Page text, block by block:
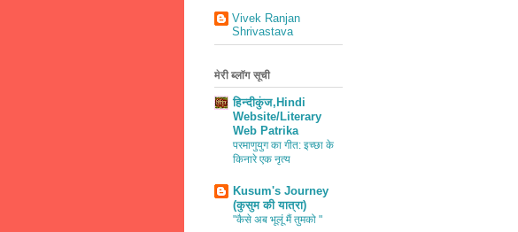
Vivek Ranjan
Shrivastava
मेरी ब्लॉग सूची
हिन्दीकुंज,Hindi
Website/Literary
Web Patrika
परमाणुयुग का गीत: इच्छा के
किनारे एक नृत्य
Kusum's Journey
(कुसुम की यात्रा)
"कैसे अब भूलूं मैं तुमको "